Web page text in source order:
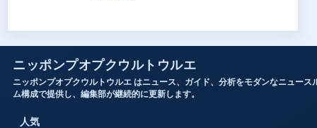
ニッポンプオプクウルトウルエ
ニッポンプオプクウルトウルエ はニュース、ガイド、分析をモダンなニュース
ム構成で提供し、編集部が継続的に更新します。
人気